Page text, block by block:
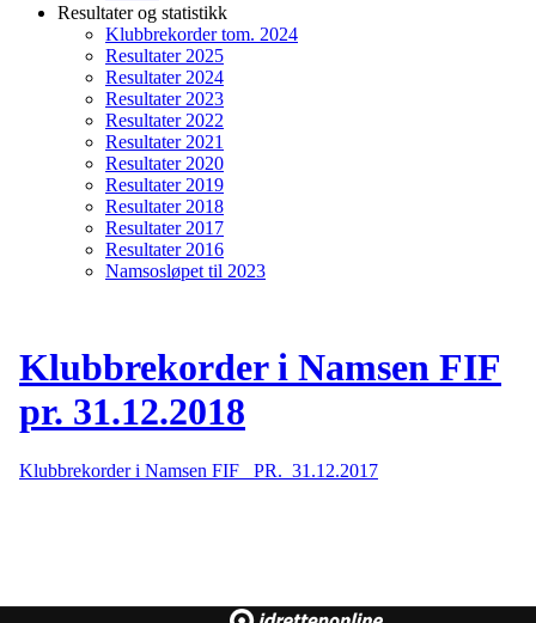
Resultater og statistikk
Klubbrekorder tom. 2024
Resultater 2025
Resultater 2024
Resultater 2023
Resultater 2022
Resultater 2021
Resultater 2020
Resultater 2019
Resultater 2018
Resultater 2017
Resultater 2016
Namsosløpet til 2023
Klubbrekorder i Namsen FIF
pr. 31.12.2018
Klubbrekorder i Namsen FIF PR. 31.12.2017